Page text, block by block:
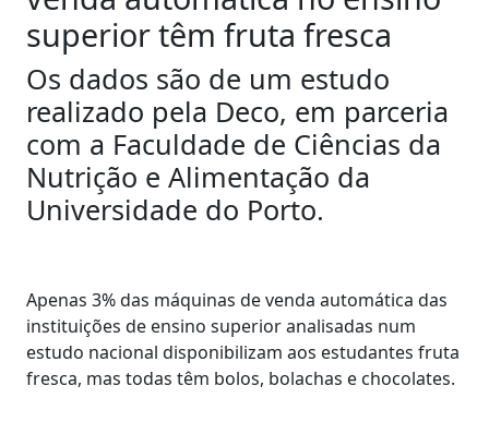
superior têm fruta fresca
Os dados são de um estudo
realizado pela Deco, em parceria
com a Faculdade de Ciências da
Nutrição e Alimentação da
Universidade do Porto.
Apenas 3% das máquinas de venda automática das
instituições de ensino superior analisadas num
estudo nacional disponibilizam aos estudantes fruta
fresca, mas todas têm bolos, bolachas e chocolates.